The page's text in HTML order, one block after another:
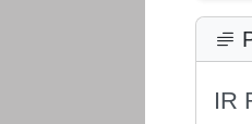
IR